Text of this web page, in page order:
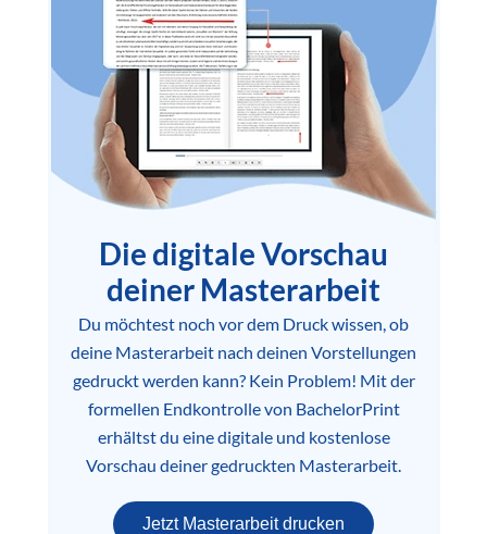
Die digitale Vorschau
deiner Masterarbeit
Du möchtest noch vor dem Druck wissen, ob
deine Masterarbeit nach deinen Vorstellungen
gedruckt werden kann? Kein Problem! Mit der
formellen Endkontrolle von BachelorPrint
erhältst du eine digitale und kostenlose
Vorschau deiner gedruckten Masterarbeit.
Jetzt Masterarbeit drucken